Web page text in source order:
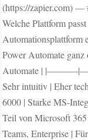
(https://zapier.com) —
Welche Plattform
Automationsplattform
Power Automate
Automate | |———-
Sehr intuitiv | Eher
6000 | Starke MS-
Teil von Microsoft
Teams, Enterprise |